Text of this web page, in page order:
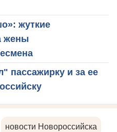
жуткие
жены
пассажирку и за ее
новости Новороссийска